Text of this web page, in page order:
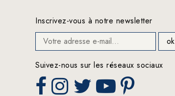
Inscrivez-vous à notre newsletter
Suivez-nous sur les réseaux sociaux